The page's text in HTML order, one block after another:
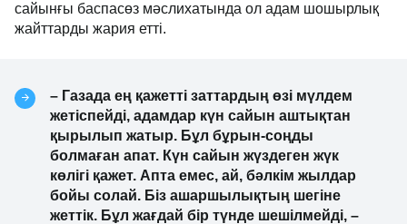
сайынғы баспасөз мәслихатында ол адам шошырлық
жайттарды жария етті.
– Газада ең қажетті заттардың өзі мүлдем
жетіспейді, адамдар күн сайын аштықтан
қырылып жатыр. Бұл бұрын-соңды
болмаған апат. Күн сайын жүздеген жүк
көлігі қажет. Апта емес, ай, бәлкім жылдар
бойы солай. Біз ашаршылықтың шегіне
жеттік. Бұл жағдай бір түнде шешілмейді, –